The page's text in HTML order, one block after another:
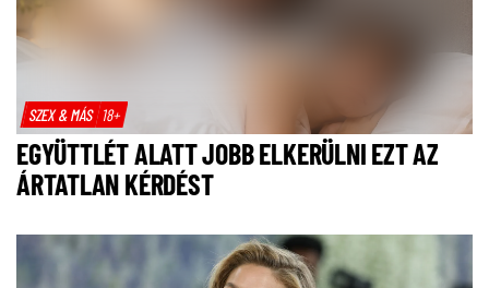
SZEX & MÁS 18+
EGYÜTTLÉT ALATT JOBB ELKERÜLNI EZT AZ
ÁRTATLAN KÉRDÉST